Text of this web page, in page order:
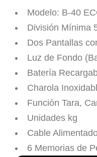
Modelo: B-40
División Mínima
Dos Pantallas
Luz de Fondo
Batería
Charola
Función Tara,
Unidades kg
Cable
6 Memorias de